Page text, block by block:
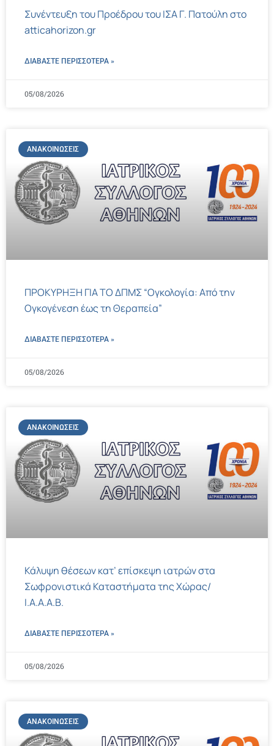
Συνέντευξη του Προέδρου του ΙΣΑ Γ. Πατούλη στο
atticahorizon.gr
ΔΙΑΒΑΣΤΕ ΠΕΡΙΣΣΌΤΕΡΑ »
05/08/2026
ΑΝΑΚΟΙΝΏΣΕΙΣ
ΠΡΟΚΥΡΗΞΗ ΓΙΑ ΤΟ ΔΠΜΣ “Ογκολογία: Από την
Ογκογένεση έως τη Θεραπεία”
ΔΙΑΒΑΣΤΕ ΠΕΡΙΣΣΌΤΕΡΑ »
05/08/2026
ΑΝΑΚΟΙΝΏΣΕΙΣ
Κάλυψη θέσεων κατ’ επίσκεψη ιατρών στα
Σωφρονιστικά Καταστήματα της Χώρας/
Ι.Α.Α.Α.Β.
ΔΙΑΒΑΣΤΕ ΠΕΡΙΣΣΌΤΕΡΑ »
05/08/2026
ΑΝΑΚΟΙΝΏΣΕΙΣ